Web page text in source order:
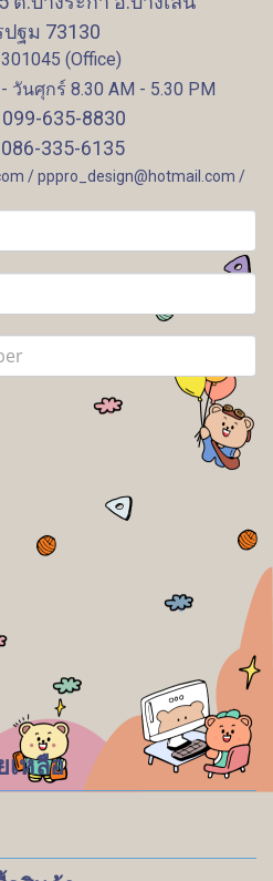
ฐม 73130
(Office)
นศุกร์ 8.30 AM - 5.30 PM
635-8830
335-6135
/ pppro_design@hotmail.com /
เหลือ